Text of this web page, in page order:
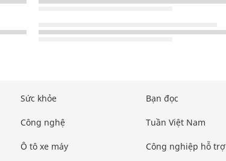
Sức khỏe
Công nghệ
Ô tô xe máy
Bạn đọc
Tuần Việt Nam
Công nghiệp hỗ trợ